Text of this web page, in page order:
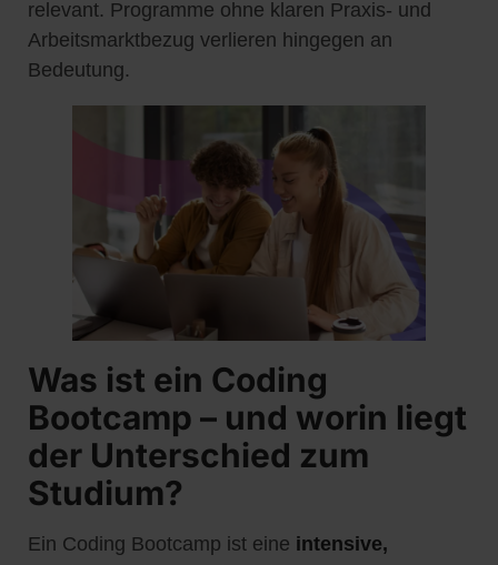
relevant. Programme ohne klaren Praxis- und
Arbeitsmarktbezug verlieren hingegen an
Bedeutung.
Was ist ein Coding
Bootcamp – und worin liegt
der Unterschied zum
Studium?
Ein Coding Bootcamp ist eine intensive,